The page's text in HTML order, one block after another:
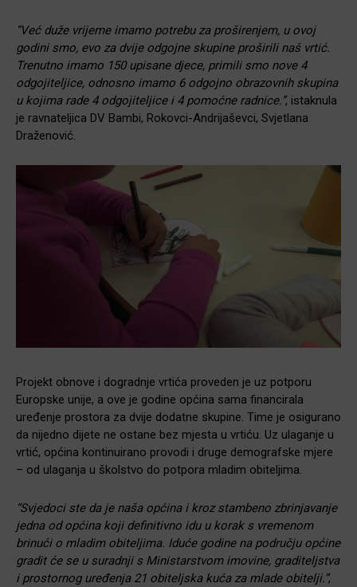
“Već duže vrijeme imamo potrebu za proširenjem, u ovoj
godini smo, evo za dvije odgojne skupine proširili naš vrtić.
Trenutno imamo 150 upisane djece, primili smo nove 4
odgojiteljice, odnosno imamo 6 odgojno obrazovnih skupina
u kojima rade 4 odgojiteljice i 4 pomoćne radnice.”, istaknula
je ravnateljica DV Bambi, Rokovci-Andrijaševci, Svjetlana
Draženović.
Projekt obnove i dogradnje vrtića proveden je uz potporu
Europske unije, a ove je godine općina sama financirala
uređenje prostora za dvije dodatne skupine. Time je osigurano
da nijedno dijete ne ostane bez mjesta u vrtiću. Uz ulaganje u
vrtić, općina kontinuirano provodi i druge demografske mjere
– od ulaganja u školstvo do potpora mladim obiteljima.
“Svjedoci ste da je naša općina i kroz stambeno zbrinjavanje
jedna od općina koji definitivno idu u korak s vremenom
brinući o mladim obiteljima. Iduće godine na području općine
gradit će se u suradnji s Ministarstvom imovine, graditeljstva
i prostornog uređenja 21 obiteljska kuća za mlade obitelji.”,